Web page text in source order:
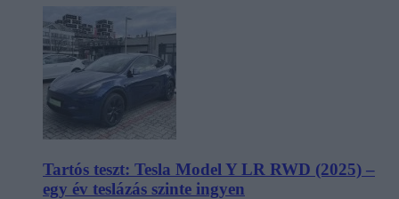
Tartós teszt: Tesla Model Y LR RWD (2025) –
egy év teslázás szinte ingyen